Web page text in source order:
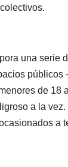
una serie
públicos
de 18
a la
a